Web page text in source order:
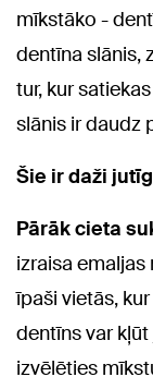
mīkstāko -
dentīna slānis,
tur, kur
slānis ir daudz
Šie ir daži
Pārāk cieta
izraisa
īpaši vietās,
dentīns var
izvēlēties